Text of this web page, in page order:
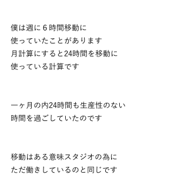
僕は週に６時間移動に
使っていたことがあります
月計算にすると24時間を移動に
使っている計算です
一ヶ月の内24時間も生産性のない
時間を過ごしていたのです
移動はある意味スタジオの為に
ただ働きしているのと同じです